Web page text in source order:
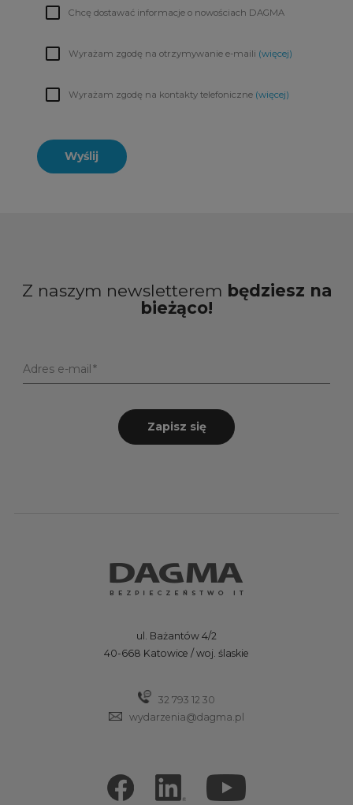
Chcę dostawać informacje o nowościach DAGMA
Wyrażam zgodę na otrzymywanie e-maili (więcej)
Wyrażam zgodę na kontakty telefoniczne (więcej)
Wyślij
Z naszym newsletterem będziesz na
bieżąco!
Adres e-mail
Zapisz się
ul. Bażantów 4/2
40-668 Katowice / woj. ślaskie
32 793 12 30
wydarzenia@dagma.pl